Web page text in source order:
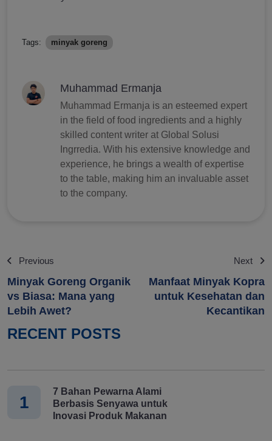
Tags: minyak goreng
Muhammad Ermanja
Muhammad Ermanja is an esteemed expert
in the field of food ingredients and a highly
skilled content writer at Global Solusi
Ingrredia. With his extensive knowledge and
experience, he brings a wealth of expertise
to the table, making him an invaluable asset
to the company.
Previous
Minyak Goreng Organik
vs Biasa: Mana yang
Lebih Awet?
Next
Manfaat Minyak Kopra
untuk Kesehatan dan
Kecantikan
RECENT POSTS
1
7 Bahan Pewarna Alami
Berbasis Senyawa untuk
Inovasi Produk Makanan